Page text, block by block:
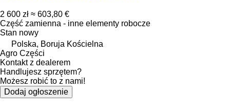
2 600 zł ≈ 603,80 €
Część zamienna - inne elementy robocze
Stan nowy
Polska, Boruja Kościelna
Agro Części
Kontakt z dealerem
Handlujesz sprzętem?
Możesz robić to z nami!
Dodaj ogłoszenie